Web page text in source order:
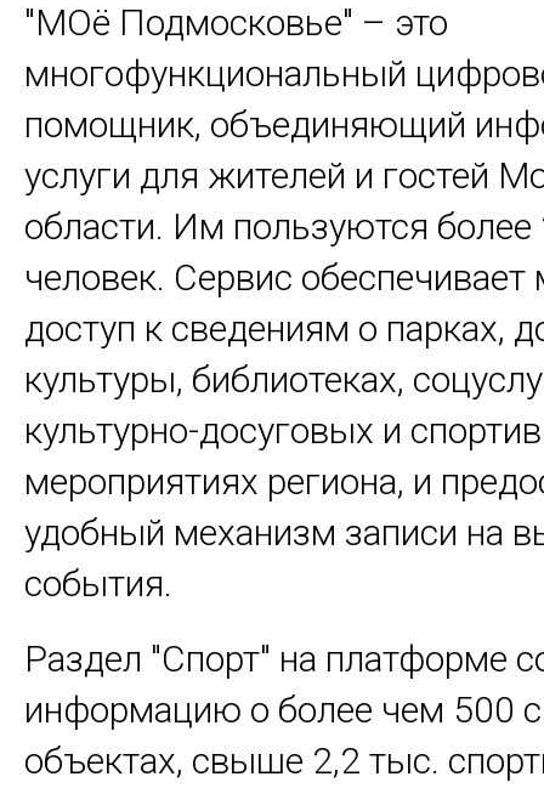
"МОё Подмосковье" – это
многофункциональный
помощник, объединяющий
услуги для жителей и гостей
области. Им пользуются
человек. Сервис
доступ к сведениям о парках,
культуры, библиотеках,
культурно-досуговых и
мероприятиях региона, и
удобный механизм записи на
события.
Раздел "Спорт" на платформе
информацию о более чем 500
объектах, свыше 2,2 тыс.